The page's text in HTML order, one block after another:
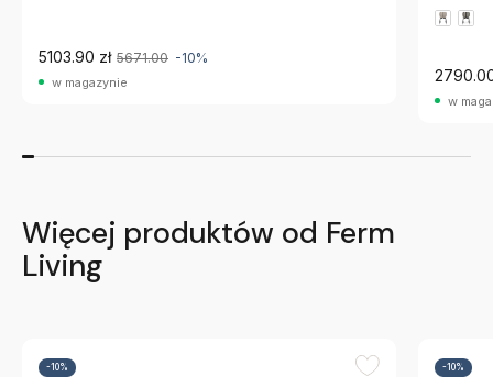
5103.90 zł 5671.00 -10%
w magazynie
w
Więcej produktów od Ferm
Living
-10% -10%